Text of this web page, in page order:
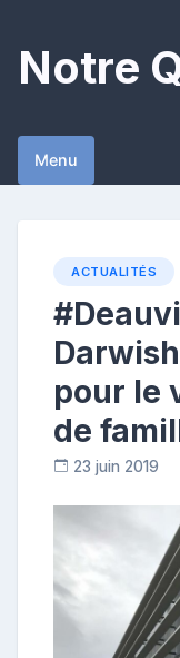
content
Notre
Menu
ACTUALITÉS
pour le
de
23 juin 2019
t
r
i